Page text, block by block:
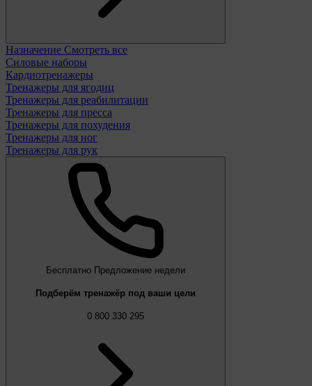
Назначение Смотреть все
Силовые наборы
Кардиотренажеры
Тренажеры для ягодиц
Тренажеры для реабилитации
Тренажеры для пресса
Тренажеры для похудения
Тренажеры для ног
Тренажеры для рук
Бесплатно Предложение недели
Подберём тренажёр под ваши цели
0 800 330 295